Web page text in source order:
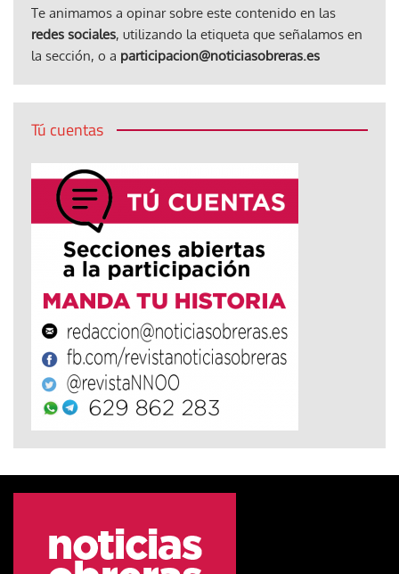
Te animamos a opinar sobre este contenido en las
redes sociales, utilizando la etiqueta que señalamos en
la sección, o a participacion@noticiasobreras.es
Tú cuentas